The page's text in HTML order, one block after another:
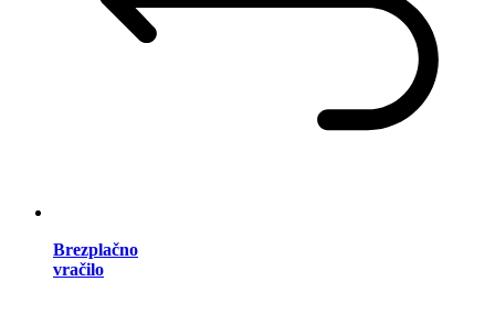
Brezplačno
vračilo